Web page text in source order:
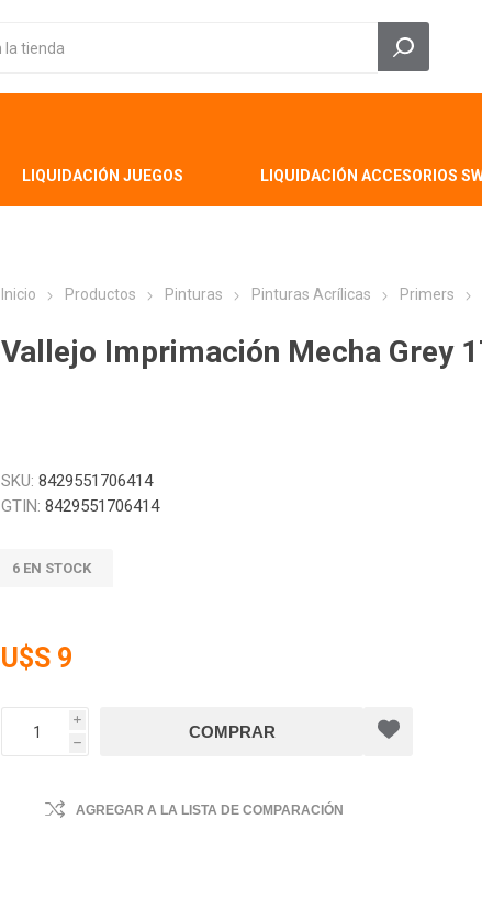
LIQUIDACIÓN JUEGOS LIQUIDACIÓN ACCESORIOS
Inicio Productos Pinturas Pinturas Acrílicas Primers
Vallejo Imprimación Mecha Grey
SKU: 8429551706414
GTIN: 8429551706414
6 EN STOCK
U$S 9
i
h
AGREGAR A LA LISTA DE COMPARACIÓN